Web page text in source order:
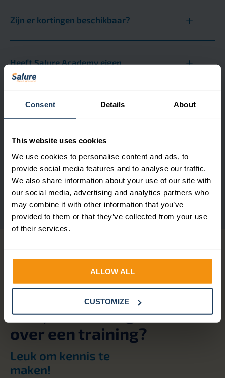
Consent Details About
This website uses cookies
We use cookies to personalise content and ads, to
provide social media features and to analyse our traffic.
We also share information about your use of our site with
our social media, advertising and analytics partners who
may combine it with other information that you’ve
provided to them or that they’ve collected from your use
of their services.
ALLOW ALL
CUSTOMIZE
Zijn er kortingen beschikbaar?
Heeft Salure Academy eigen
parkeerplaatsen?
Welke vorm hebben de trainingen van
Biedt Salure Academy certificering of
accreditatie voor voltooide cursussen?
Heb je een vraag
over een training?
Leuk om kennis te
maken!